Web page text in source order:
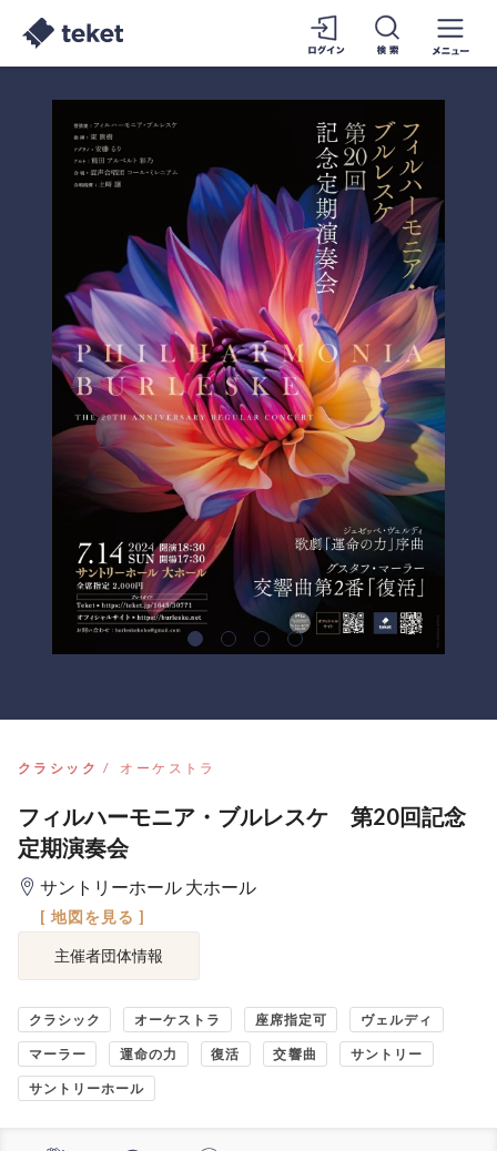
クラシック オーケストラ
フィルハーモニア・ブルレスケ 第20回記念
定期演奏会
サントリーホール 大ホール
[ 地図を見る ]
主催者団体情報
クラシック オーケストラ 座席指定可 ヴェルディ
マーラー 運命の力 復活 交響曲 サントリー
サントリーホール